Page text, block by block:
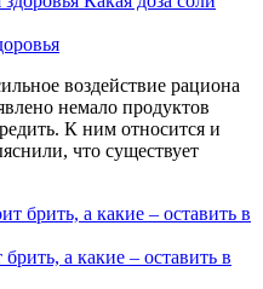
воздействие рациона
немало продуктов
К ним относится и
что существует
а какие – оставить в